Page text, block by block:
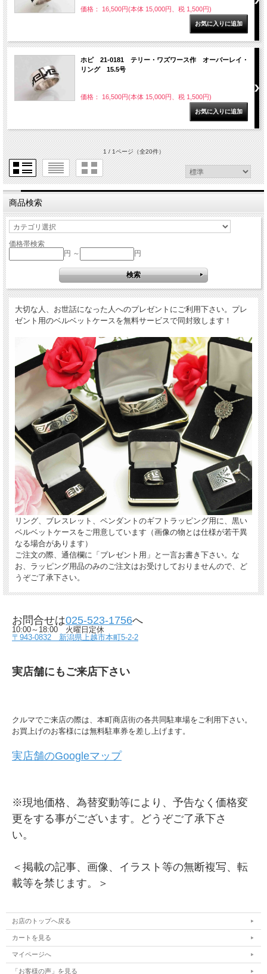
価格： 16,500円(本体 15,000円、税 1,500円)
ホピ 21-0181 テリー・ワズワース作 オーバーレイ・
リング 15.5号
価格： 16,500円(本体 15,000円、税 1,500円)
1 / 1ページ（全20件）
商品検索
価格帯検索
円 ～
円
大切な人、お世話になった人へのプレゼントにご利用下さい。プレ
ゼント用のベルベットケースを無料サービスで同封致します！
リング、ブレスレット、ペンダントのギフトラッピング用に、黒い
ベルベットケースをご用意しています（画像の物とは仕様が若干異
なる場合があります）
ご注文の際、通信欄に「プレゼント用」と一言お書き下さい。な
お、ラッピング用品のみのご注文はお受けしておりませんので、ど
うぞご了承下さい。
お問合せは025-523-1756へ
10:00～18:00 火曜日定休
〒943-0832 新潟県上越市本町5-2-2
実店舗にもご来店下さい
クルマでご来店の際は、本町商店街の各共同駐車場をご利用下さい。
お買上げのお客様には無料駐車券を差し上げます。
実店舗のGoogleマップ
※現地価格、為替変動等により、予告なく価格変
更をする事がございます。どうぞご了承下さ
い。
＜掲載の記事、画像、イラスト等の無断複写、転
載等を禁じます。＞
お店のトップへ戻る
カートを見る
マイページへ
「お客様の声」を見る